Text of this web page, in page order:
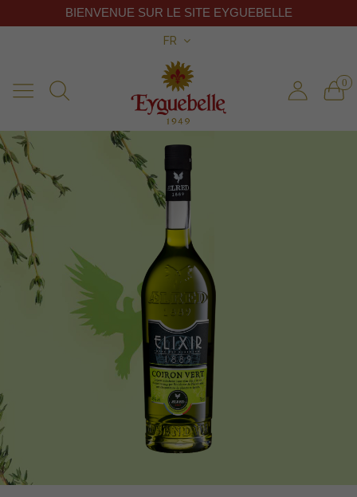
FR
0
BIENVENUE SUR LE SITE EYGUEBELLE